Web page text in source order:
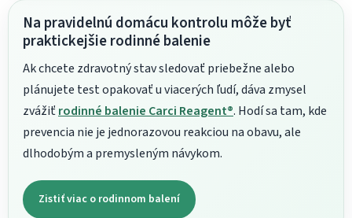
Na pravidelnú domácu kontrolu môže byť
praktickejšie rodinné balenie
Ak chcete zdravotný stav sledovať priebežne alebo
plánujete test opakovať u viacerých ľudí, dáva zmysel
zvážiťrodinné balenie Carci Reagent®. Hodí sa tam, kde
prevencia nie je jednorazovou reakciou na obavu, ale
dlhodobým a premysleným návykom.
Zistiť viac o rodinnom balení